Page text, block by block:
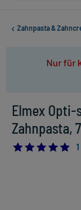
Zahnpasta &
Nur für
Elmex Opti-
Zahnpasta,
5.0